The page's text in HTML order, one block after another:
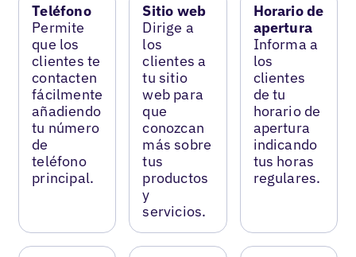
Teléfono
Permite
que los
clientes te
contacten
fácilmente
añadiendo
tu número
de
teléfono
principal.
Sitio web
Dirige a
los
clientes a
tu sitio
web para
que
conozcan
más sobre
tus
productos
y
servicios.
Horario de
apertura
Informa a
los
clientes
de tu
horario de
apertura
indicando
tus horas
regulares.